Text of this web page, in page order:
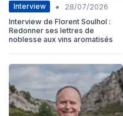
Interview •
28/07/2026
Interview de Florent Soulhol :
Redonner ses lettres de
noblesse aux vins aromatisés